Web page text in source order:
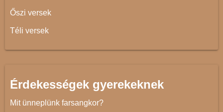
Őszi versek
Téli versek
Érdekességek gyerekeknek
Mit ünneplünk farsangkor?